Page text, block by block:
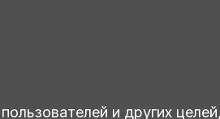
и других